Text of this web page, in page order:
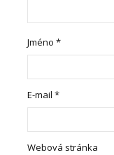
Jméno*
E-mail*
Webová stránka